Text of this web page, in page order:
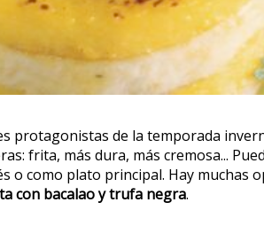
protagonistas de la temporada
frita, más dura, más cremosa...
o como plato principal. Hay muchas
con bacalao y trufa negra.